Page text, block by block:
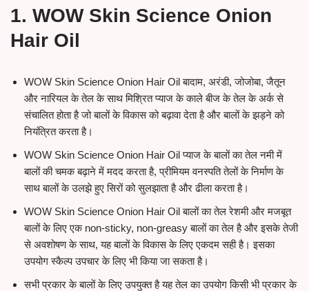
1. WOW Skin Science Onion
Hair Oil
WOW Skin Science Onion Hair Oil बादाम, अरंडी, जोजोबा, जैतून
और नारियल के तेल के साथ मिश्रित प्याज के काले बीज के तेल के अर्क से
संचालित होता है जो बालों के विकास को बढ़ावा देता है और बालों के झड़ने को
नियंत्रित करता है।
WOW Skin Science Onion Hair Oil प्याज के बालों का तेल नमी में
बालों की चमक बढ़ाने में मदद करता है, प्रीमियम वनस्पति तेलों के निर्माण के
साथ बालों के उलझे हुए सिरों को सुलझाता है और ढीला करता है।
WOW Skin Science Onion Hair Oil बालों का तेल रेशमी और मजबूत
बालों के लिए एक non-sticky, non-greasy बालों का तेल है और इसके तेजी
से अवशोषण के साथ, यह बालों के विकास के लिए एकदम सही है। इसका
उपयोग स्कैल्प उपचार के लिए भी किया जा सकता है।
सभी प्रकार के बालों के लिए उपयुक्त है यह तेल का उपयोग किसी भी प्रकार के